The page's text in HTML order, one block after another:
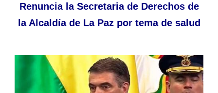
Renuncia la Secretaria de Derechos de
la Alcaldía de La Paz por tema de salud